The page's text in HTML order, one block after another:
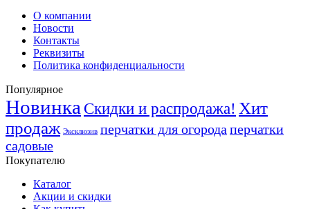
О компании
Новости
Контакты
Реквизиты
Политика конфиденциальности
Популярное
Новинка Скидки и распродажа! Хит
продаж Эксклюзив перчатки для огорода перчатки
садовые
Покупателю
Каталог
Акции и скидки